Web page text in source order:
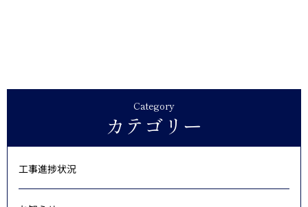
Category
カテゴリー
工事進捗状況